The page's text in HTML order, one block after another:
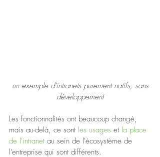
développement
Les fonctionnalités ont beaucoup changé,
mais au-delà, ce sont les usages et la place
de l'intranet au sein de l'écosystème de
l'entreprise qui sont différents.